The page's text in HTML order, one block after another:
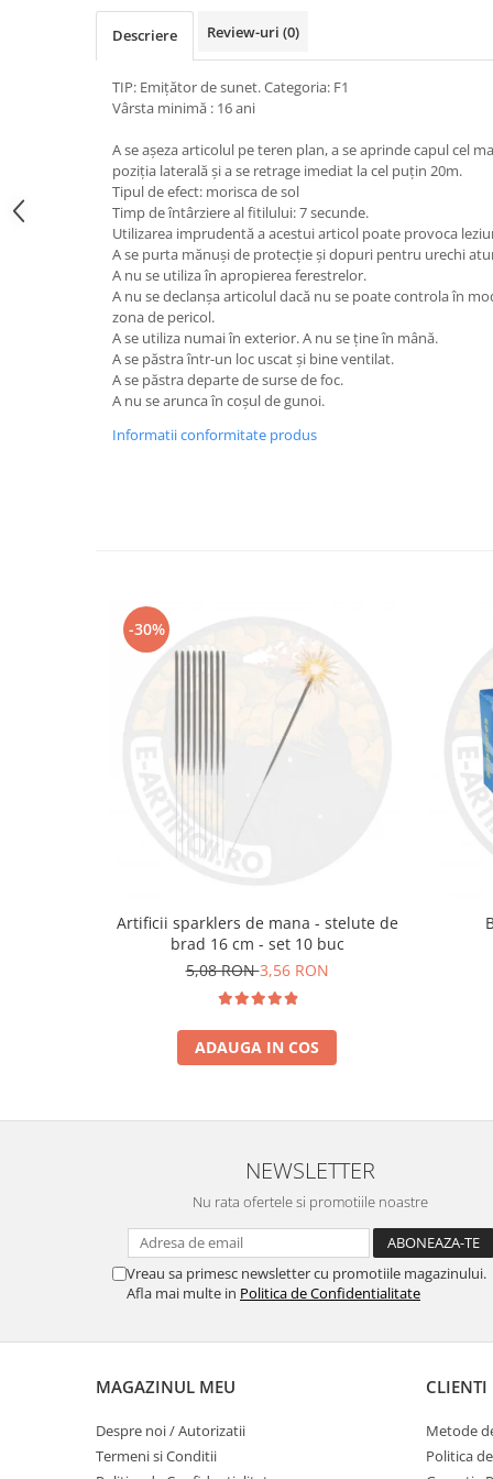
Descriere Review-uri (0)
TIP: Emițător de sunet. Categoria: F1
Vârsta minimă : 16 ani
A se așeza articolul pe teren plan, a se aprinde capul cel
poziția laterală și a se retrage imediat la cel puțin 20m.
Tipul de efect: morisca de sol
Timp de întârziere al fitilului: 7 secunde.
Utilizarea imprudentă a acestui articol poate provoca
A se purta mănuși de protecție și dopuri pentru urechi
A nu se utiliza în apropierea ferestrelor.
A nu se declanșa articolul dacă nu se poate controla în
zona de pericol.
A se utiliza numai în exterior. A nu se ține în mână.
A se păstra într-un loc uscat și bine ventilat.
A se păstra departe de surse de foc.
A nu se arunca în coșul de gunoi.
Informatii conformitate produs
-30%
Artificii sparklers de mana - stelute de
brad 16 cm - set 10 buc
5,08 RON3,56 RON
ADAUGA IN COS
NEWSLETTER
Nu rata ofertele si promotiile noastre
Vreau sa primesc newsletter cu promotiile magazinului.
Afla mai multe in Politica de Confidentialitate
MAGAZINUL MEU
Despre noi / Autorizatii
Termeni si Conditii
CLIENTI
Metode
Politica